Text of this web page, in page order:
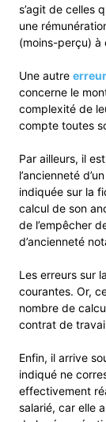
s’agit de celles
une
(moins-perçu) à
Une autre erreur
concerne le
complexité de
compte toutes
Par ailleurs, il
l’ancienneté
indiquée sur la
calcul de son
de l’empêcher
d’ancienneté
Les erreurs sur la
courantes. Or,
nombre de
contrat de
Enfin, il arrive
indiqué ne
effectivement
salarié, car elle